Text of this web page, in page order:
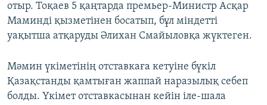
отыр. Тоқаев 5 қаңтарда премьер-Министр Асқар
Маминді қызметінен босатып, бұл міндетті
уақытша атқаруды Әлихан Смайыловқа жүктеген.
Мәмин үкіметінің отставкаға кетуіне бүкіл
Қазақстанды қамтыған жаппай наразылық себеп
болды. Үкімет отставкасынан кейін іле-шала